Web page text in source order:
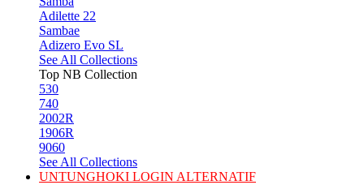
Adilette 22
Sambae
Adizero Evo SL
See All Collections
Top NB Collection
530
740
2002R
1906R
9060
See All Collections
UNTUNGHOKI LOGIN ALTERNATIF